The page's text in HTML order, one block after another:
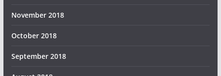
November 2018
October 2018
September 2018